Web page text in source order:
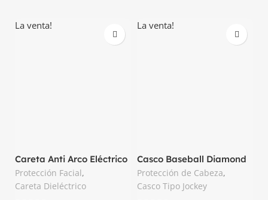
La venta!
Careta Anti Arco Eléctrico
Visor Flash Elvex
Protección Facial,
Careta Dieléctrico
La venta!
Casco Baseball Diamond
V Delta plus
Protección de Cabeza,
Casco Tipo Jockey